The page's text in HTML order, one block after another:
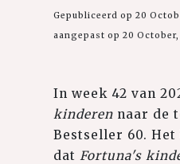
Gepubliceerd op 20
aangepast op 20 October,
In week 42 van
kinderen naar de
Bestseller 60.
dat Fortuna's